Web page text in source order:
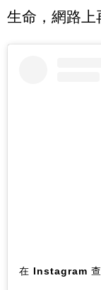
生命，網路上
在 Instagram 查